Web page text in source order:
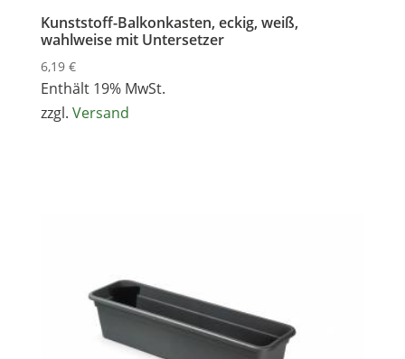
Kunststoff-Balkonkasten, eckig, weiß,
wahlweise mit Untersetzer
6,19 €
Enthält 19% MwSt.
zzgl. Versand